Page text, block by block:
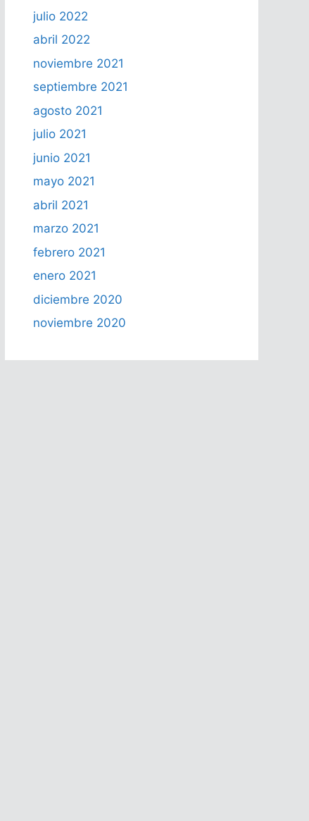
julio 2022
abril 2022
noviembre 2021
septiembre 2021
agosto 2021
julio 2021
junio 2021
mayo 2021
abril 2021
marzo 2021
febrero 2021
enero 2021
diciembre 2020
noviembre 2020